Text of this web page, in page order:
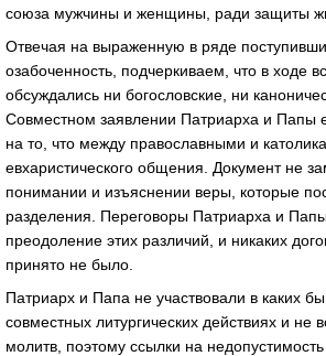
союза мужчины и женщины, ради защиты
Отвечая на выраженную в ряде
озабоченность, подчеркиваем, что в ходе
обсуждались ни богословские, ни
Совместном заявлении Патриарха и Папы
на то, что между православными и
евхаристического общения. Документ не
понимании и изъяснении веры, которые
разделения. Переговоры Патриарха и
преодоление этих различий, и никаких
принято не было.
Патриарх и Папа не участвовали в каких
совместных литургических действиях и не
молитв, поэтому ссылки на